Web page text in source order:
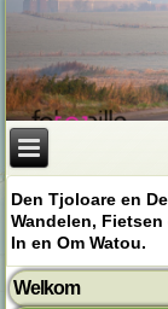
Den Tjoloare en
Wandelen,
In en Om Watou.
Welkom